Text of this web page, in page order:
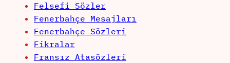
Felsefi Sözler
Fenerbahçe Mesajları
Fenerbahçe Sözleri
Fikralar
Fransız Atasözleri